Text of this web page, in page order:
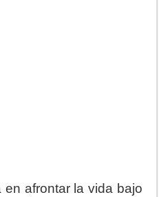
afrontar la vida bajo